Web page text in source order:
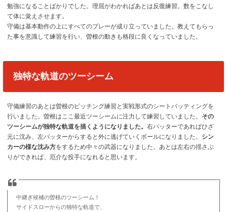
勉強になることばかりでした。理屈がわかればあとは反復練習。数をこなし
て体に覚えさせます。
守備は基本動作の上にすべてのプレーが成り立っていました。教えてもらっ
た事を意識して練習を行い、曽根の動きも格段に良くなっていました。
独特な軌道のツーシーム
守備練習のあとは曽根のピッチング練習と実戦形式のシートバッティングを
行いました。曽根はここ最近ツーシームに注力して練習していました。 その
ツーシームが独特な軌道を描くようになりました。右バッターであればひざ
元に沈み、左バッターからすると外に逃げていくボールになりました。 シン
カーの様な沈み方をするため中々の武器になりました。あとは左右の揺さぶ
りができれば、厄介な投手になれると思います。
中継ぎ候補の曽根のツーシーム！
サイドスローからの独特な軌道で、